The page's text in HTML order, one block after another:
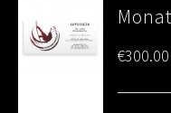
€300.00